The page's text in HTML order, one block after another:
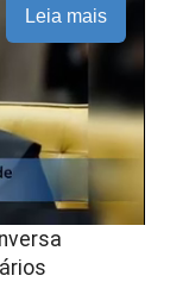
Leia mais